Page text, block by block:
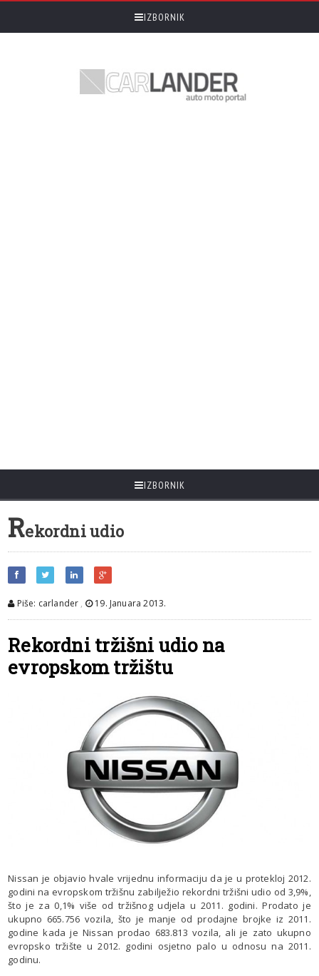
IZBORNIK
IZBORNIK
Rekordni udio
Piše: carlander , 19. Januara 2013.
Rekordni tržišni udio na
evropskom tržištu
Nissan je objavio hvale vrijednu informaciju da je u protekloj 2012.
godini na evropskom tržišnu zabilježio rekordni tržišni udio od 3,9%,
što je za 0,1% više od tržišnog udjela u 2011. godini. Prodato je
ukupno 665.756 vozila, što je manje od prodajne brojke iz 2011.
godine kada je Nissan prodao 683.813 vozila, ali je zato ukupno
evropsko tržište u 2012. godini osjetno palo u odnosu na 2011.
godinu.